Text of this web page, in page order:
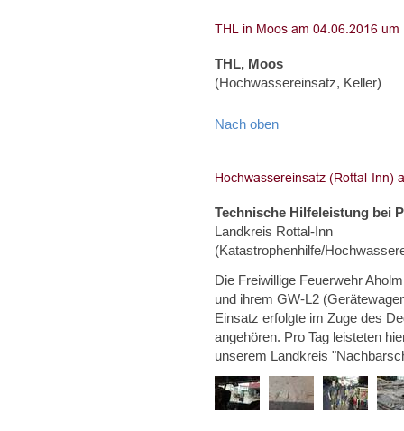
THL, Moos
(Hochwassereinsatz, Keller)
Nach oben
Technische Hilfeleistung bei
Landkreis Rottal-Inn
(Katastrophenhilfe/
Die Freiwillige Feuerwehr
und ihrem GW-L2
Einsatz erfolgte im Zuge des
angehören. Pro Tag leisteten
unserem Landkreis